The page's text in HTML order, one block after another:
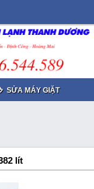
SỬA MÁY GIẶT
lít